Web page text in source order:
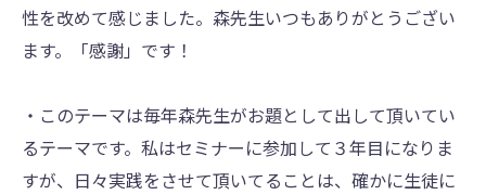
性を改めて感じました。森先生いつもありがとうござい
ます。「感謝」です！
・このテーマは毎年森先生がお題として出して頂いてい
るテーマです。私はセミナーに参加して３年目になりま
すが、日々実践をさせて頂いてることは、確かに生徒に